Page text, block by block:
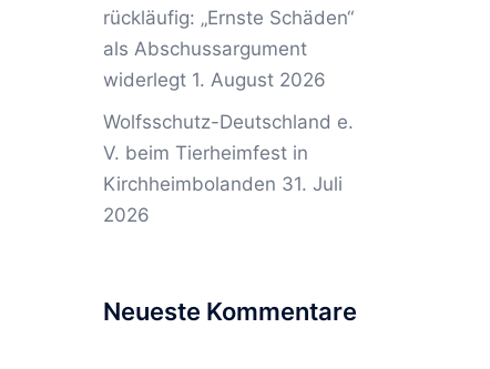
rückläufig: „Ernste Schäden“
als Abschussargument
widerlegt 1. August 2026
Wolfsschutz-Deutschland e.
V. beim Tierheimfest in
Kirchheimbolanden 31. Juli
2026
Neueste Kommentare